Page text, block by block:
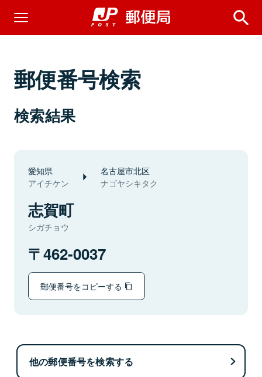
郵便番号検索
検索結果
愛知県
アイチケン
名古屋市北区
ナゴヤシキタク
志賀町
シガチョウ
462-0037
郵便番号をコピーする
他の郵便番号を検索する